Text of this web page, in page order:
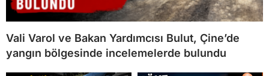
Vali Varol ve Bakan Yardımcısı Bulut, Çine’de
yangın bölgesinde incelemelerde bulundu